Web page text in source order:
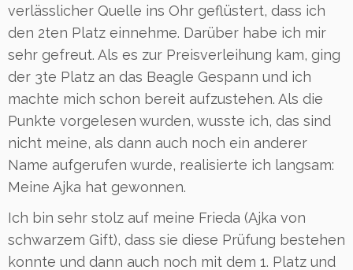
verlässlicher Quelle ins Ohr geflüstert, dass ich
den 2ten Platz einnehme. Darüber habe ich mir
sehr gefreut. Als es zur Preisverleihung kam, ging
der 3te Platz an das Beagle Gespann und ich
machte mich schon bereit aufzustehen. Als die
Punkte vorgelesen wurden, wusste ich, das sind
nicht meine, als dann auch noch ein anderer
Name aufgerufen wurde, realisierte ich langsam:
Meine Ajka hat gewonnen.
Ich bin sehr stolz auf meine Frieda (Ajka von
schwarzem Gift), dass sie diese Prüfung bestehen
konnte und dann auch noch mit dem 1. Platz und